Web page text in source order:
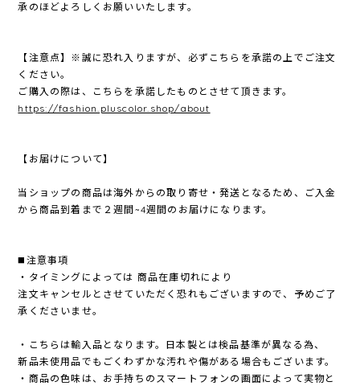
承のほどよろしくお願いいたします。
【注意点】※誠に恐れ入りますが、必ずこちらを承諾の上でご注文
ください。
ご購入の際は、こちらを承諾したものとさせて頂きます。
https://fashion.pluscolor.shop/about
【お届けについて】
当ショップの商品は海外からの取り寄せ・発送となるため、ご入金
から商品到着まで２週間~4週間のお届けになります。
◼️注意事項
・タイミングによっては 商品在庫切れにより
注文キャンセルとさせていただく恐れもございますので、予めご了
承くださいませ。
・こちらは輸入品となります。日本製とは検品基準が異なる為、
新品未使用品でもごくわずかな汚れや傷がある場合もございます。
・商品の色味は、お手持ちのスマートフォンの画面によって実物と